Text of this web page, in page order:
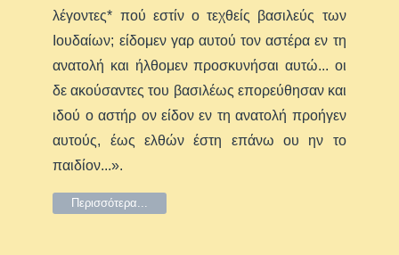
λέγοντες* πού εστίν ο τεχθείς βασιλεύς των
Ιουδαίων; είδομεν γαρ αυτού τον αστέρα εν τη
ανατολή και ήλθομεν προσκυνήσαι αυτώ... οι
δε ακούσαντες του βασιλέως επορεύθησαν και
ιδού ο αστήρ ον είδον εν τη ανατολή προήγεν
αυτούς, έως ελθών έστη επάνω ου ην το
παιδίον...».
Περισσότερα...